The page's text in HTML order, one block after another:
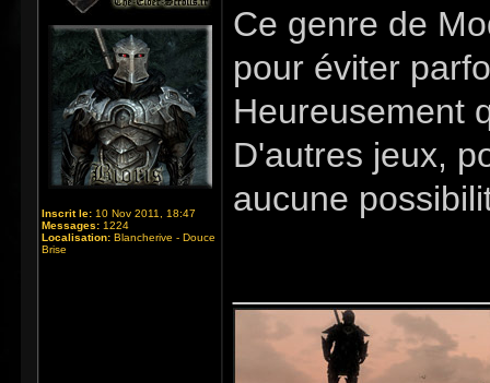
Inscrit le: 10 Nov 2011, 18:47
Messages: 1224
Localisation: Blancherive - Douce
Brise
Ce genre de
pour éviter
Heureusement
D'autres jeux,
aucune